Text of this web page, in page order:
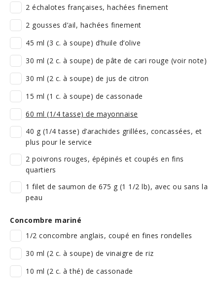
2 échalotes françaises, hachées finement
2 gousses d’ail, hachées finement
45 ml (3 c. à soupe) d’huile d’olive
30 ml (2 c. à soupe) de pâte de cari rouge (voir note)
30 ml (2 c. à soupe) de jus de citron
15 ml (1 c. à soupe) de cassonade
60 ml (1/4 tasse) de mayonnaise
40 g (1/4 tasse) d’arachides grillées, concassées, et
plus pour le service
2 poivrons rouges, épépinés et coupés en fins
quartiers
1 filet de saumon de 675 g (1 1/2 lb), avec ou sans la
peau
Concombre mariné
1/2 concombre anglais, coupé en fines rondelles
30 ml (2 c. à soupe) de vinaigre de riz
10 ml (2 c. à thé) de cassonade